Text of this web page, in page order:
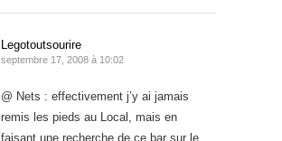
Legotoutsourire
septembre 17, 2008 à 10:02
@ Nets : effectivement j’y ai jamais
remis les pieds au Local, mais en
faisant une recherche de ce bar sur le